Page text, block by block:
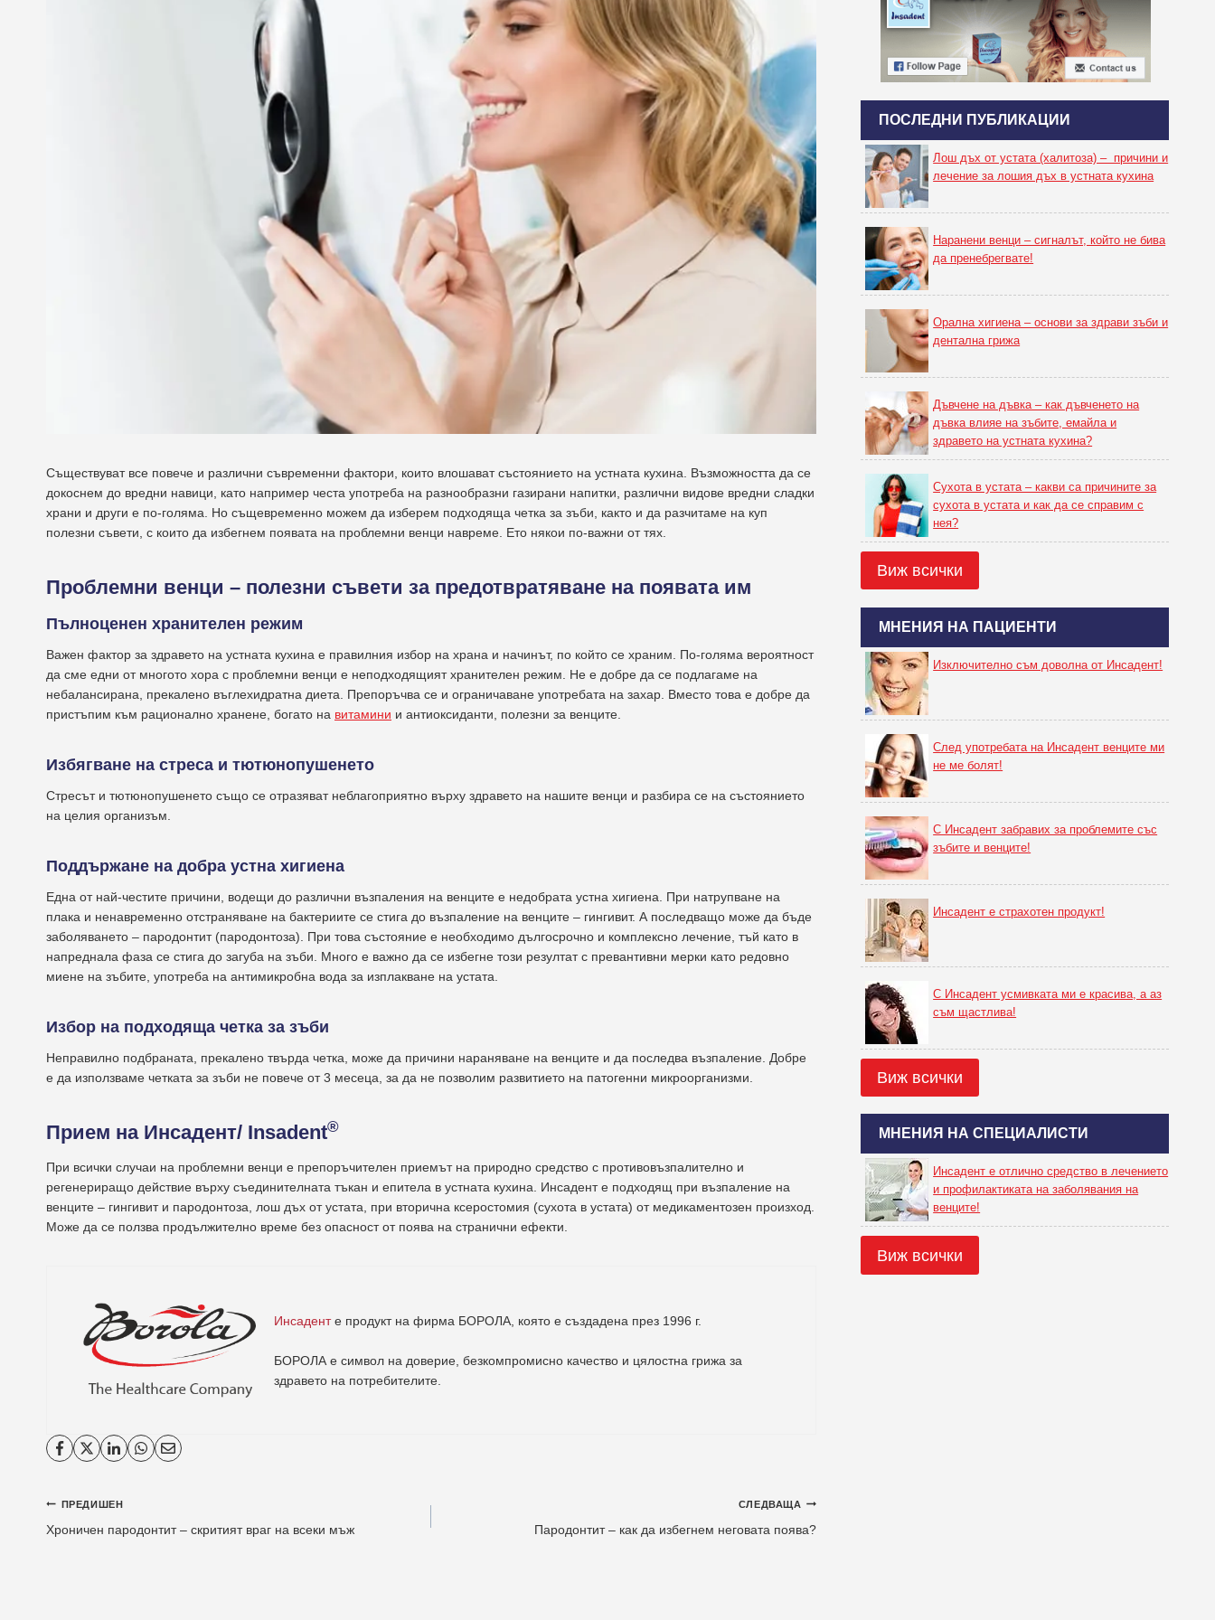
Съществуват все повече и различни съвременни фактори, които влошават състоянието на устната кухина. Възможността да се
докоснем до вредни навици, като например честа употреба на разнообразни газирани напитки, различни видове вредни сладки
храни и други е по-голяма. Но същевременно можем да изберем подходяща четка за зъби, както и да разчитаме на куп
полезни съвети, с които да избегнем появата на проблемни венци навреме. Ето някои по-важни от тях.
Проблемни венци – полезни съвети за предотвратяване на появата им
Пълноценен хранителен режим
Важен фактор за здравето на устната кухина е правилния избор на храна и начинът, по който се храним. По-голяма вероятност
да сме едни от многото хора с проблемни венци е неподходящият хранителен режим. Не е добре да се подлагаме на
небалансирана, прекалено въглехидратна диета. Препоръчва се и ограничаване употребата на захар. Вместо това е добре да
пристъпим към рационално хранене, богато на витамини и антиоксиданти, полезни за венците.
Избягване на стреса и тютюнопушенето
Стресът и тютюнопушенето също се отразяват неблагоприятно върху здравето на нашите венци и разбира се на състоянието
на целия организъм.
Поддържане на добра устна хигиена
Една от най-честите причини, водещи до различни възпаления на венците е недобрата устна хигиена. При натрупване на
плака и ненавременно отстраняване на бактериите се стига до възпаление на венците – гингивит. А последващо може да бъде
заболяването – пародонтит (пародонтоза). При това състояние е необходимо дългосрочно и комплексно лечение, тъй като в
напреднала фаза се стига до загуба на зъби. Много е важно да се избегне този резултат с превантивни мерки като редовно
миене на зъбите, употреба на антимикробна вода за изплакване на устата.
Избор на подходяща четка за зъби
Неправилно подбраната, прекалено твърда четка, може да причини нараняване на венците и да последва възпаление. Добре
е да използваме четката за зъби не повече от 3 месеца, за да не позволим развитието на патогенни микроорганизми.
Прием на Инсадент/ Insadent®
При всички случаи на проблемни венци е препоръчителен приемът на природно средство с противовъзпалително и
регенериращо действие върху съединителната тъкан и епитела в устната кухина. Инсадент е подходящ при възпаление на
венците – гингивит и пародонтоза, лош дъх от устата, при вторична ксеростомия (сухота в устата) от медикаментозен произход.
Може да се ползва продължително време без опасност от поява на странични ефекти.
Инсаденте продукт на фирма БОРОЛА, която е създадена през 1996 г.
БОРОЛА е символ на доверие, безкомпромисно качество и цялостна грижа за
здравето на потребителите.
Навигация
ПРЕДИШЕН
Хроничен пародонтит – скритият враг на всеки мъж
СЛЕДВАЩА
Пародонтит – как да избегнем неговата поява?
ПОСЛЕДНИ ПУБЛИКАЦИИ
Лош дъх от устата (халитоза) – причини и
лечение за лошия дъх в устната кухина
Наранени венци – сигналът, който не бива
да пренебрегвате!
Орална хигиена – основи за здрави зъби и
дентална грижа
Дъвчене на дъвка – как дъвченето на
дъвка влияе на зъбите, емайла и
здравето на устната кухина?
Сухота в устата – какви са причините за
сухота в устата и как да се справим с
нея?
Виж всички
МНЕНИЯ НА ПАЦИЕНТИ
Изключително съм доволна от Инсадент!
След употребата на Инсадент венците ми
не ме болят!
С Инсадент забравих за проблемите със
зъбите и венците!
Инсадент е страхотен продукт!
С Инсадент усмивката ми е красива, а аз
съм щастлива!
Виж всички
МНЕНИЯ НА СПЕЦИАЛИСТИ
Инсадент е отлично средство в лечението
и профилактиката на заболявания на
венците!
Виж всички